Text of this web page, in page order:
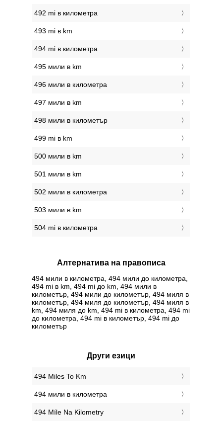
492 mi в километра
493 mi в km
494 mi в километра
495 мили в km
496 мили в километра
497 мили в km
498 мили в километър
499 mi в km
500 мили в km
501 мили в km
502 мили в километра
503 мили в km
504 mi в километра
Алтернатива на правописа
494 мили в километра, 494 мили до километра,
494 mi в km, 494 mi до km, 494 мили в
километър, 494 мили до километър, 494 миля в
километър, 494 миля до километър, 494 миля в
km, 494 миля до km, 494 mi в километра, 494 mi
до километра, 494 mi в километър, 494 mi до
километър
Други езици
‎494 Miles To Km
‎494 мили в километра
‎494 Míle Na Kilometry